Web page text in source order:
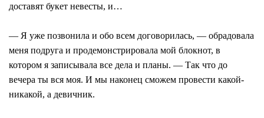
доставят букет невесты, и…
— Я уже позвонила и обо всем договорилась, — обрадовала
меня подруга и продемонстрировала мой блокнот, в
котором я записывала все дела и планы. — Так что до
вечера ты вся моя. И мы наконец сможем провести какой-
никакой, а девичник.